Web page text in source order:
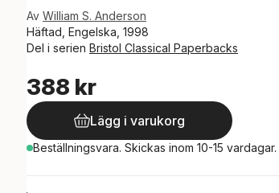
Av William S. Anderson
Häftad, Engelska, 1998
Del i serien Bristol Classical Paperbacks
388 kr
Lägg i varukorg
Beställningsvara. Skickas inom 10-15 vardagar.